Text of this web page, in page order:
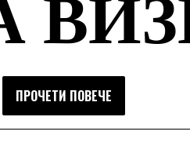
ПРОЧЕТИ ПОВЕЧЕ